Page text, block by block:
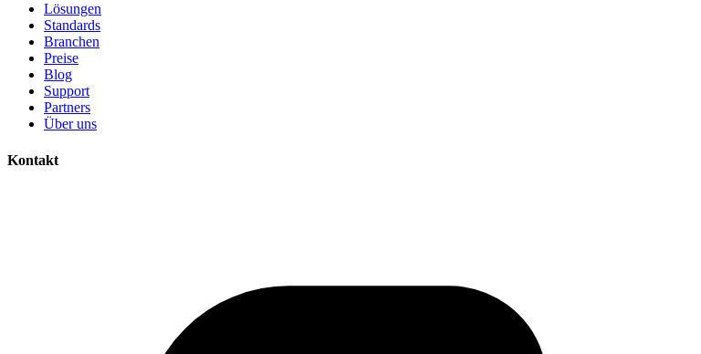
Lösungen
Standards
Branchen
Preise
Blog
Support
Partners
Über uns
Kontakt